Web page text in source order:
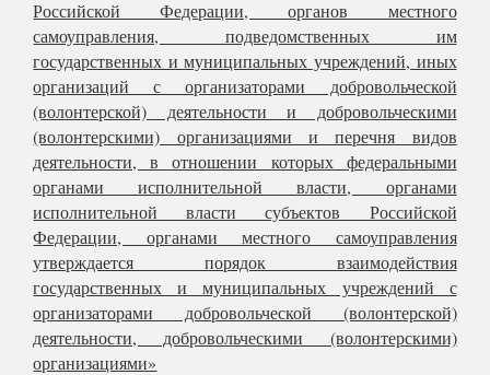
Российской Федерации, органов местного
самоуправления, подведомственных им
государственных и муниципальных учреждений, иных
организаций с организаторами добровольческой
(волонтерской) деятельности и добровольческими
(волонтерскими) организациями и перечня видов
деятельности, в отношении которых федеральными
органами исполнительной власти, органами
исполнительной власти субъектов Российской
Федерации, органами местного самоуправления
утверждается порядок взаимодействия
государственных и муниципальных учреждений с
организаторами добровольческой (волонтерской)
деятельности, добровольческими (волонтерскими)
организациями»